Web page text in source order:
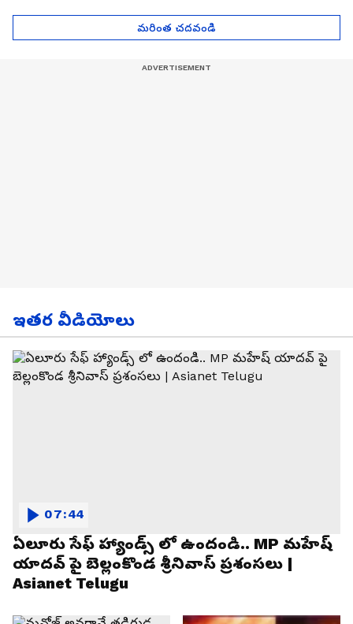
మరింత చదవండి
ఇతర వీడియోలు
ఏలూరు సేఫ్ హ్యాండ్స్ లో ఉందండి.. MP మహేష్
యాదవ్ పై బెల్లంకొండ శ్రీనివాస్ ప్రశంసలు |
Asianet Telugu
07:44